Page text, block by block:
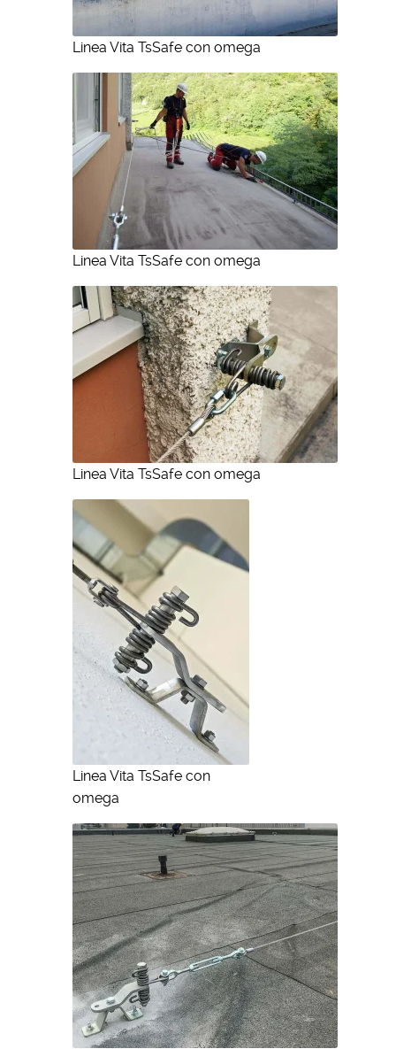
Linea Vita TsSafe con omega
Linea Vita TsSafe con omega
Linea Vita TsSafe con omega
Linea Vita TsSafe con
omega